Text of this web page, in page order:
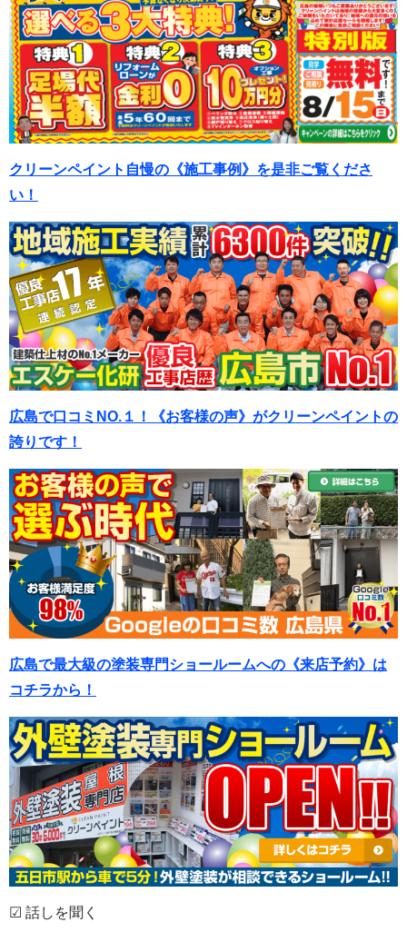
クリーンペイント自慢の《施工事例》を是非ご覧くださ
い！
広島で口コミNO.１！《お客様の声》がクリーンペイントの
誇りです！
広島で最大級の塗装専門ショールームへの《来店予約》は
コチラから！
☑ 話しを聞く